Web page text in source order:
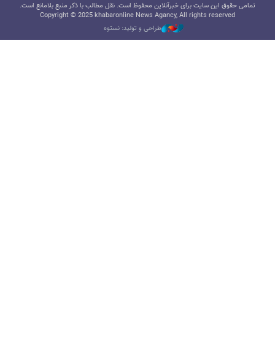
تمامی حقوق این سایت برای خبرآنلاین محفوظ است. نقل مطالب با ذکر منبع بلامانع است.
Copyright © 2025 khabaronline News Agancy, All rights reserved
طراحی و تولید: نستوه